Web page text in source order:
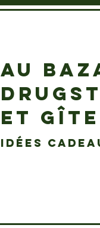
AU
ET
idées